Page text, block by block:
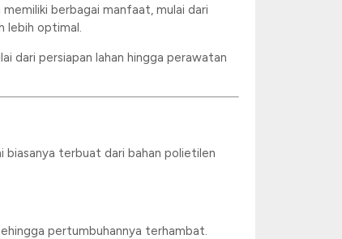
memiliki berbagai manfaat, mulai dari
lebih optimal.
dari persiapan lahan hingga perawatan
biasanya terbuat dari bahan polietilen
pertumbuhannya terhambat.